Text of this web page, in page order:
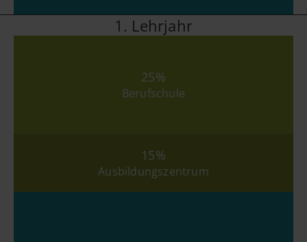
1. Lehrjahr
25%
Berufschule
15%
Ausbildungszentrum